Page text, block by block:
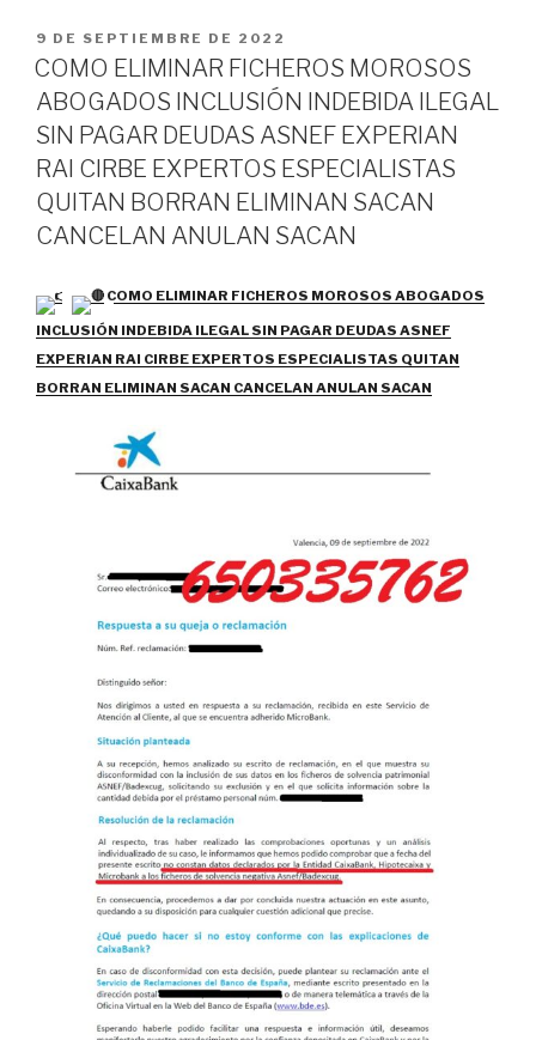
PUBLICADO
EL
9 DE SEPTIEMBRE DE 2022
COMO ELIMINAR FICHEROS MOROSOS
ABOGADOS INCLUSIÓN INDEBIDA ILEGAL
SIN PAGAR DEUDAS ASNEF EXPERIAN
RAI CIRBE EXPERTOS ESPECIALISTAS
QUITAN BORRAN ELIMINAN SACAN
CANCELAN ANULAN SACAN
COMO ELIMINAR FICHEROS MOROSOS ABOGADOS
INCLUSIÓN INDEBIDA ILEGAL SIN PAGAR DEUDAS ASNEF
EXPERIAN RAI CIRBE EXPERTOS ESPECIALISTAS QUITAN
BORRAN ELIMINAN SACAN CANCELAN ANULAN SACAN